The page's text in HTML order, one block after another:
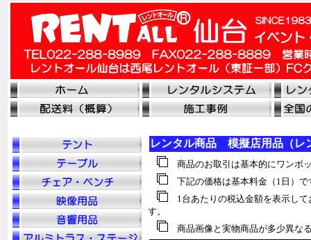
レンタル商品 模擬店用品（レ
商品のお取引は基本的にワンボ
下記の価格は基本料金（1日）で
1台あたりの税込金額を表示して
す。
商品画像と実物商品が多少異な